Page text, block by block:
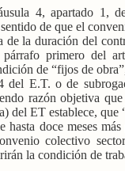
4, apartado 1,
de que el
de la duración del
primero del
de “fijos de
del E.T. o de
razón objetiva
del ET establece, que
hasta doce meses
colectivo
la condición de